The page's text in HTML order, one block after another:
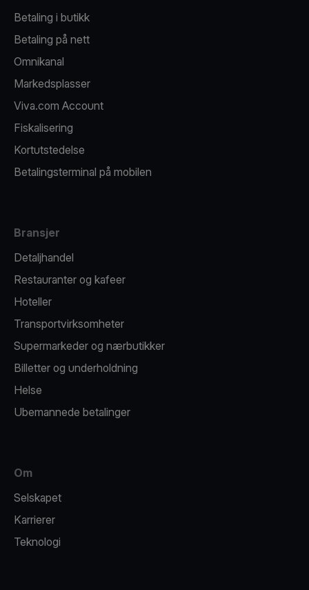
Betaling i butikk
Betaling på nett
Omnikanal
Markedsplasser
Viva.com Account
Fiskalisering
Kortutstedelse
Betalingsterminal på mobilen
Bransjer
Detaljhandel
Restauranter og kafeer
Hoteller
Transportvirksomheter
Supermarkeder og nærbutikker
Billetter og underholdning
Helse
Ubemannede betalinger
Om
Selskapet
Karrierer
Teknologi